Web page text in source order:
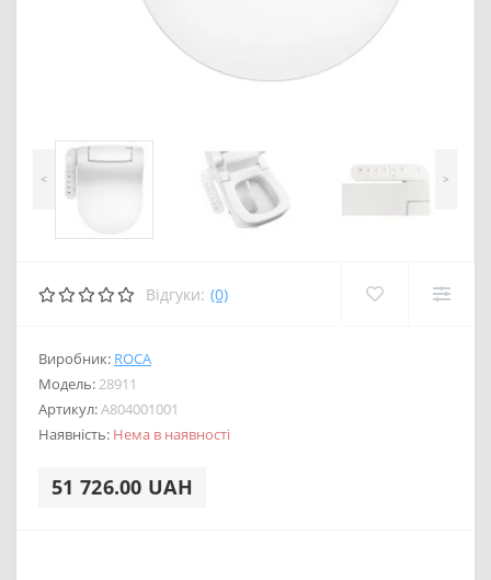
< >
Відгуки: (0)
Виробник: ROCA
Модель:28911
Артикул:A804001001
Наявність: Нема в наявності
51 726.00 UAH